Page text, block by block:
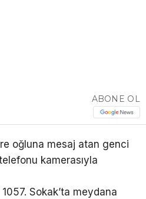
ABONE OL
oğluna mesaj atan genci
kamerasıyla
Sokak’ta meydana